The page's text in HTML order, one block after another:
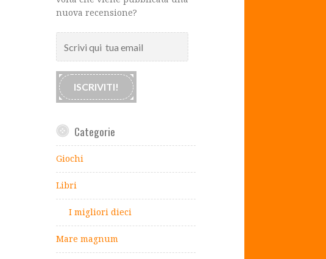
nuova recensione?
qui
tua
email
ISCRIVITI!
Categorie
Giochi
Libri
I migliori dieci
Mare magnum